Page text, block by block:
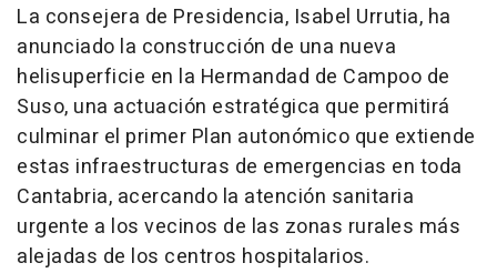
La consejera de Presidencia, Isabel Urrutia, ha
anunciado la construcción de una nueva
helisuperficie en la Hermandad de Campoo de
Suso, una actuación estratégica que permitirá
culminar el primer Plan autonómico que extiende
estas infraestructuras de emergencias en toda
Cantabria, acercando la atención sanitaria
urgente a los vecinos de las zonas rurales más
alejadas de los centros hospitalarios.